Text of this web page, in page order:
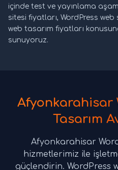
içinde test ve yayınlama
sitesi fiyatları, WordPress web
web tasarım fiyatları
sunuyoruz.
Afyonkarahisar
Tasarım
Afyonkarahisar
hizmetlerimiz ile
güçlendirin. WordPress